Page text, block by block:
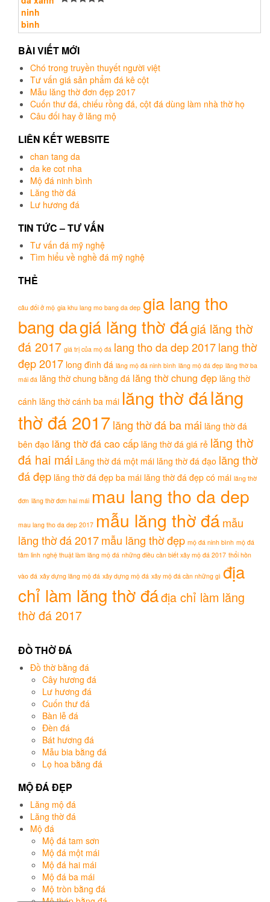
BÀI VIẾT MỚI
Chó trong truyền thuyết người việt
Tư vấn giá sản phẩm đá kê cột
Mẫu lăng thờ đơn đẹp 2017
Cuốn thư đá, chiếu rồng đá, cột đá dùng làm nhà thờ họ
Câu đối hay ở lăng mộ
LIÊN KẾT WEBSITE
chan tang da
da ke cot nha
Mộ đá ninh bình
Lăng thờ đá
Lư hương đá
TIN TỨC – TƯ VẤN
Tư vấn đá mỹ nghệ
Tìm hiểu về nghề đá mỹ nghệ
THẺ
câu đối ở mộ gia khu lang mo bang da dep gia lang tho
bang dagiá lăng thờ đágiá lăng thờ
đá 2017 giá trị của mộ đá lang tho da dep 2017lang thờ
đẹp 2017 long đình đá lăng mộ đá ninh bình lăng mộ đá đẹp lăng thờ ba
mái đá lăng thờ chung bằng đá lăng thờ chung đẹp lăng thờ
cánh lăng thờ cánh ba mái lăng thờ đálăng
thờ đá 2017lăng thờ đá ba mái lăng thờ đá
bên đạo lăng thờ đá cao cấp lăng thờ đá giá rẻ lăng thờ
đá hai mái Lăng thờ đá một mái lăng thờ đá đạo lăng thờ
đá đẹp lăng thờ đá đẹp ba mái lăng thờ đá đẹp có mái lăng thờ
đơn lăng thờ đơn hai mái mau lang tho da dep
mau lang tho da dep 2017 mẫu lăng thờ đámẫu
lăng thờ đá 2017mẫu lăng thờ đẹp mộ đá ninh bình mộ đá
tâm linh nghệ thuật làm lăng mộ đá những điều cần biết xây mộ đá 2017 thổi hồn
vào đá xây dựng lăng mộ đá xây dựng mộ đá xây mộ đá cần những gì địa
chỉ làm lăng thờ đáđịa chỉ làm lăng
thờ đá 2017
ĐỒ THỜ ĐÁ
Đồ thờ bằng đá
Cây hương đá
Lư hương đá
Cuốn thư đá
Bàn lễ đá
Đèn đá
Bát hương đá
Mẫu bia bằng đá
Lọ hoa bằng đá
MỘ ĐÁ ĐẸP
Lăng mộ đá
Lăng thờ đá
Mộ đá
Mộ đá tam sơn
Mộ đá một mái
Mộ đá hai mái
Mộ đá ba mái
Mộ tròn bằng đá